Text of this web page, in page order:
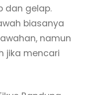
dan gelap.
biasanya
namun
jika mencari